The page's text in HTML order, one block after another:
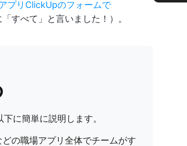
プリClickUpのフォームで
すべて」と言いました！）。
に簡単に説明します。
の職場アプリ全体でチームがす